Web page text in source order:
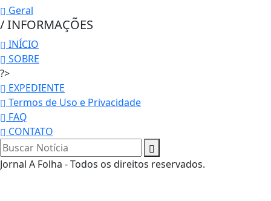
Geral
/ INFORMAÇÕES
INÍCIO
SOBRE
?>
EXPEDIENTE
Termos de Uso e Privacidade
FAQ
CONTATO
Jornal A Folha - Todos os direitos reservados.